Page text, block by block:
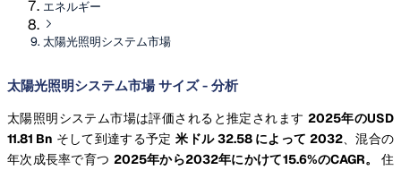
エネルギー
太陽光照明システム市場
太陽光照明システム市場 サイズ - 分析
太陽照明システム市場は評価されると推定されます 2025年のUSD
11.81 Bn そして到達する予定米ドル 32.58 によって 2032、混合の
年次成長率で育つ 2025年から2032年にかけて15.6%のCAGR。 住